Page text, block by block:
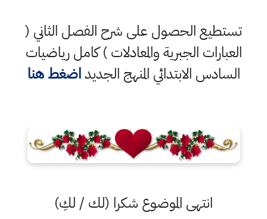
تستطيع الحصول على شرح الفصل الثاني (
العبارات الجبرية والمعادلات )كامل رياضيات
السادس الابتدائي المنهج الجديداضغط هنا
انتهى الموضوع شكرا (لك / لكِ)